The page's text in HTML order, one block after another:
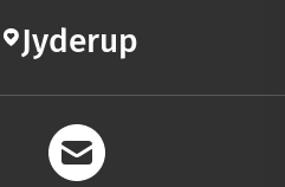
Jyderup